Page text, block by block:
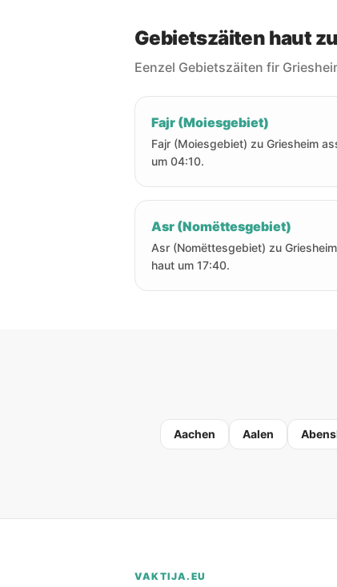
Gebietszäiten haut
Eenzel Gebietszäiten fir
Fajr (Moiesgebiet)
Fajr (Moiesgebiet) zu Griesheim
um 04:10.
Asr (Nomëttesgebiet)
Asr (Nomëttesgebiet) zu
haut um 17:40.
Aachen Aalen
VAKTIJA.EU